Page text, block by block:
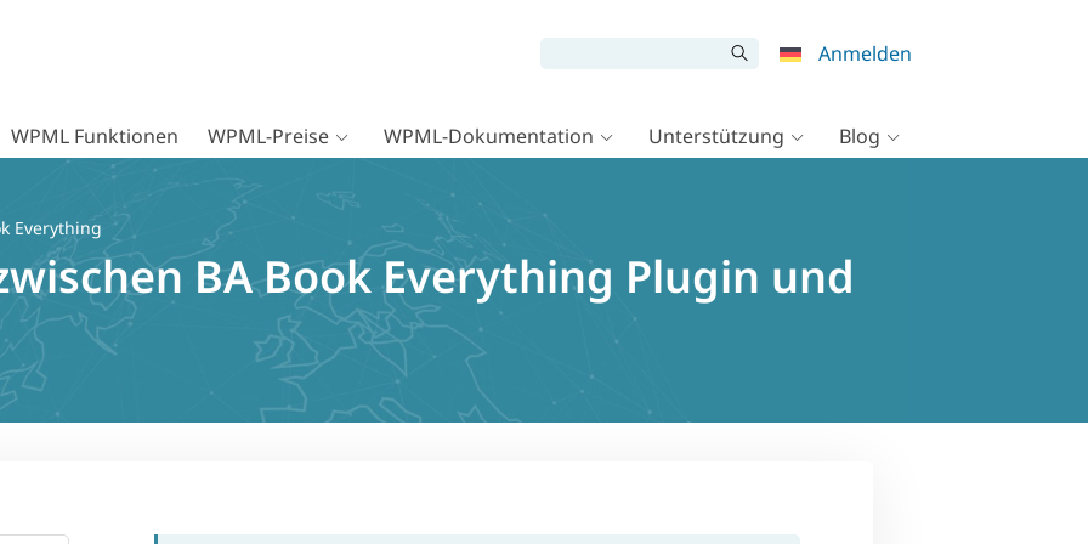
Anmelden
WPML Funktionen WPML-Preise WPML-Dokumentation Unterstützung Blog
Everything
BA Book Everything Plugin und